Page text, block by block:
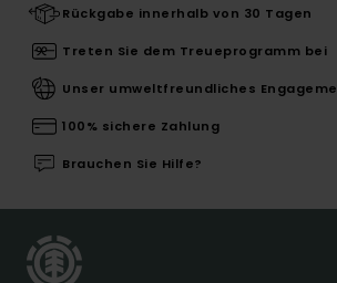
Rückgabe innerhalb von 30 Tagen
Treten Sie dem Treueprogramm bei
Unser umweltfreundliches
100% sichere Zahlung
Brauchen Sie Hilfe?